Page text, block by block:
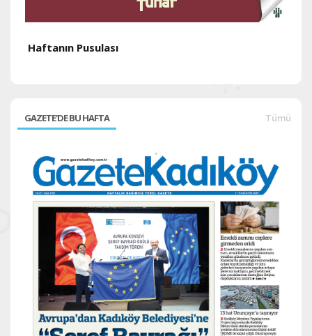
Haftanın Pusulası
GAZETE'DE BU HAFTA Tümü